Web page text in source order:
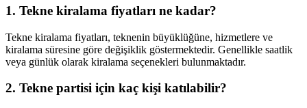
1. Tekne kiralama fiyatları ne kadar?
Tekne kiralama fiyatları, teknenin büyüklüğüne, hizmetlere ve
kiralama süresine göre değişiklik göstermektedir. Genellikle saatlik
veya günlük olarak kiralama seçenekleri bulunmaktadır.
2. Tekne partisi için kaç kişi katılabilir?